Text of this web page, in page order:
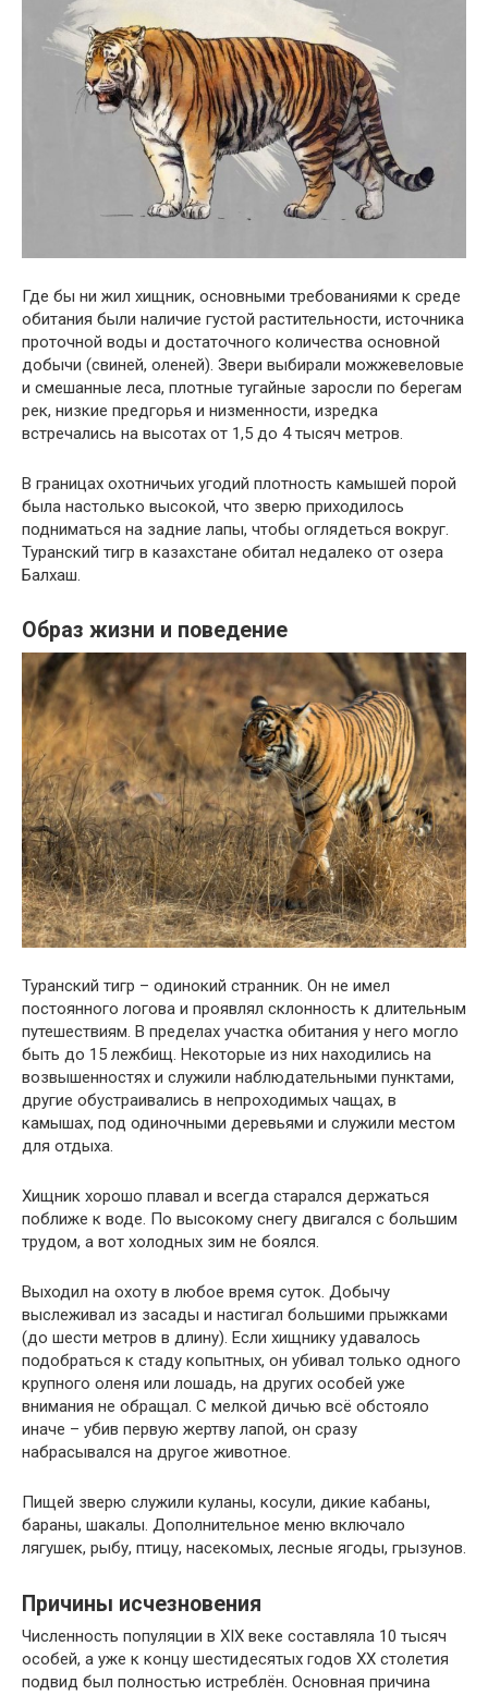
Где бы ни жил хищник, основными требованиями к среде
обитания были наличие густой растительности, источника
проточной воды и достаточного количества основной
добычи (свиней, оленей). Звери выбирали можжевеловые
и смешанные леса, плотные тугайные заросли по берегам
рек, низкие предгорья и низменности, изредка
встречались на высотах от 1,5 до 4 тысяч метров.
В границах охотничьих угодий плотность камышей порой
была настолько высокой, что зверю приходилось
подниматься на задние лапы, чтобы оглядеться вокруг.
Туранский тигр в казахстане обитал недалеко от озера
Балхаш.
Образ жизни и поведение
Туранский тигр – одинокий странник. Он не имел
постоянного логова и проявлял склонность к длительным
путешествиям. В пределах участка обитания у него могло
быть до 15 лежбищ. Некоторые из них находились на
возвышенностях и служили наблюдательными пунктами,
другие обустраивались в непроходимых чащах, в
камышах, под одиночными деревьями и служили местом
для отдыха.
Хищник хорошо плавал и всегда старался держаться
поближе к воде. По высокому снегу двигался с большим
трудом, а вот холодных зим не боялся.
Выходил на охоту в любое время суток. Добычу
выслеживал из засады и настигал большими прыжками
(до шести метров в длину). Если хищнику удавалось
подобраться к стаду копытных, он убивал только одного
крупного оленя или лошадь, на других особей уже
внимания не обращал. С мелкой дичью всё обстояло
иначе – убив первую жертву лапой, он сразу
набрасывался на другое животное.
Пищей зверю служили куланы, косули, дикие кабаны,
бараны, шакалы. Дополнительное меню включало
лягушек, рыбу, птицу, насекомых, лесные ягоды, грызунов.
Причины исчезновения
Численность популяции в XIX веке составляла 10 тысяч
особей, а уже к концу шестидесятых годов XX столетия
подвид был полностью истреблён. Основная причина